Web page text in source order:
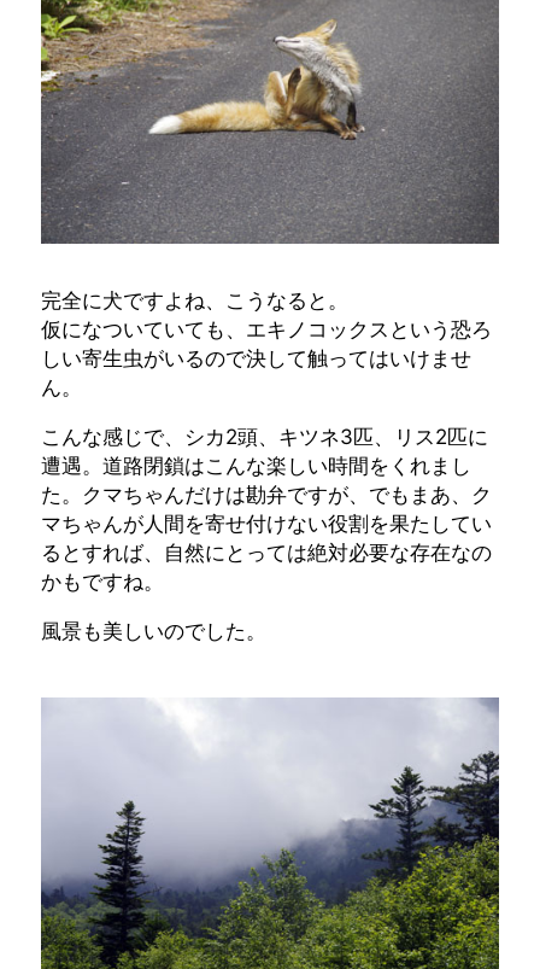
完全に犬ですよね、こうなると。
仮になついていても、エキノコックスという恐ろ
しい寄生虫がいるので決して触ってはいけませ
ん。
こんな感じで、シカ2頭、キツネ3匹、リス2匹に
遭遇。道路閉鎖はこんな楽しい時間をくれまし
た。クマちゃんだけは勘弁ですが、でもまあ、ク
マちゃんが人間を寄せ付けない役割を果たしてい
るとすれば、自然にとっては絶対必要な存在なの
かもですね。
風景も美しいのでした。